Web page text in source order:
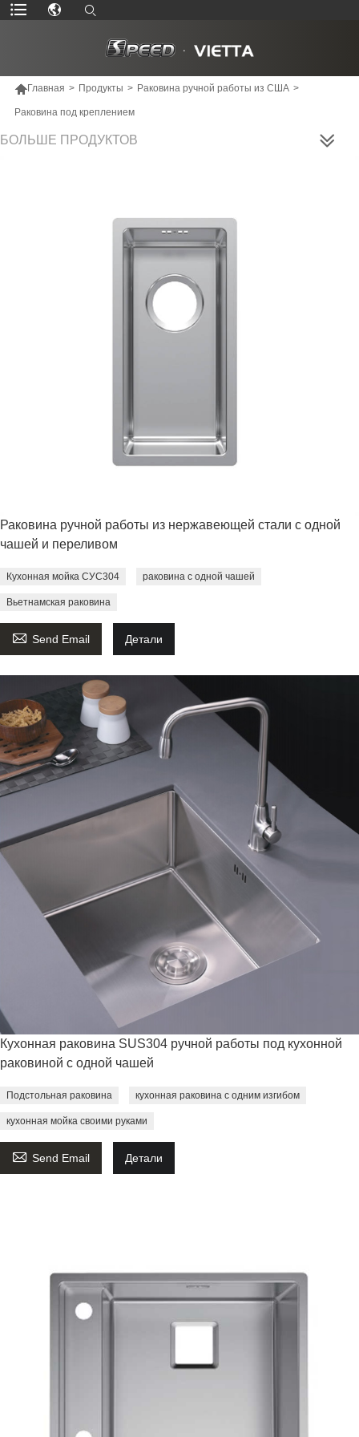
Главная > Продукты > Раковина ручной работы из США >
Раковина под креплением
БОЛЬШЕ ПРОДУКТОВ
Раковина ручной работы из нержавеющей стали с одной
чашей и переливом
Кухонная мойка СУС304 раковина с одной чашей
Вьетнамская раковина
 Send Email Детали
Кухонная раковина SUS304 ручной работы под кухонной
раковиной с одной чашей
Подстольная раковина кухонная раковина с одним изгибом
кухонная мойка своими руками
 Send Email Детали